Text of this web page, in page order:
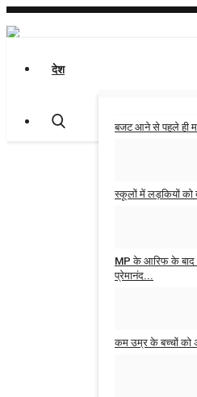
देश
बजट आने से पहले ही
स्कूलों में लड़कियों को
MP के आरिफ के बाद
प्रेमानंद...
कम उम्र के बच्चों को